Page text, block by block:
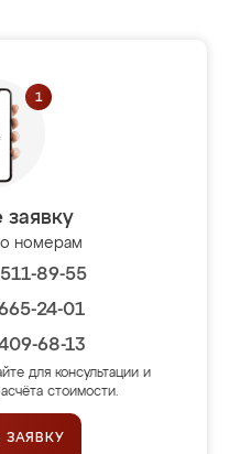
заявку
номерам
89-55
24-01
68-13
для консультации и
стоимости.
ЗАЯВКУ